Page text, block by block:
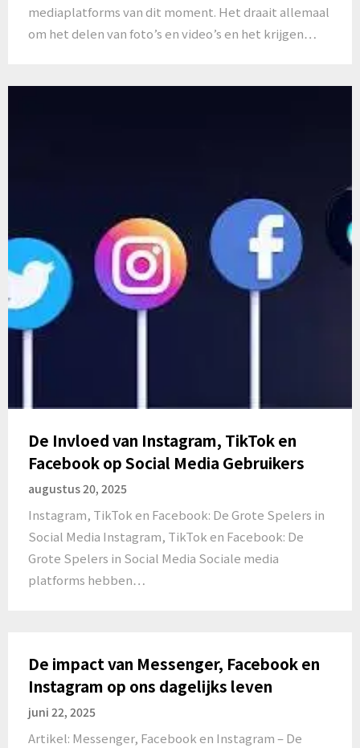
mediaplatforms van dit moment. Het draait allemaal
om het delen van foto’s en video’s en het krijgen…
De Invloed van Instagram, TikTok en
Facebook op Social Media Gebruikers
augustus 20, 2025
Instagram, TikTok en Facebook: De Grote Spelers in
Social Media Instagram, TikTok en Facebook: De
Grote Spelers in Social Media Sociale media
platforms hebben…
De impact van Messenger, Facebook en
Instagram op ons dagelijks leven
juni 22, 2025
Artikel: Messenger, Facebook en Instagram – De